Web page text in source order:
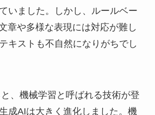
いました。しかし、ルールベー
章や多様な表現には対応が難し
キストも不自然になりがちでし
、機械学習と呼ばれる技術が登
成AIは大きく進化しました。機